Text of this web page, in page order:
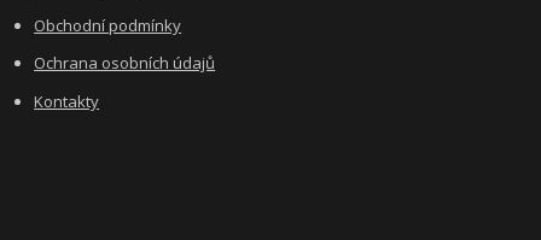
Obchodní podmínky
Ochrana osobních údajů
Kontakty